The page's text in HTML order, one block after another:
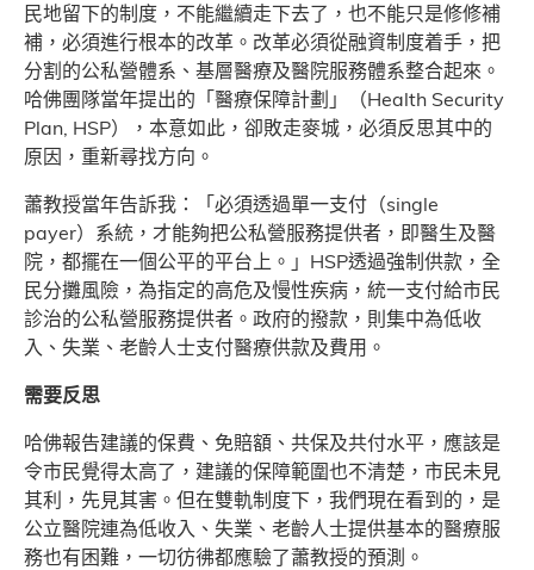
民地留下的制度，不能繼續走下去了，也不能只是修修補
補，必須進行根本的改革。改革必須從融資制度着手，把
分割的公私營體系、基層醫療及醫院服務體系整合起來。
哈佛團隊當年提出的「醫療保障計劃」（Health Security
Plan, HSP），本意如此，卻敗走麥城，必須反思其中的
原因，重新尋找方向。
蕭教授當年告訴我：「必須透過單一支付（single
payer）系統，才能夠把公私營服務提供者，即醫生及醫
院，都擺在一個公平的平台上。」HSP透過強制供款，全
民分攤風險，為指定的高危及慢性疾病，統一支付給市民
診治的公私營服務提供者。政府的撥款，則集中為低收
入、失業、老齡人士支付醫療供款及費用。
需要反思
哈佛報告建議的保費、免賠額、共保及共付水平，應該是
令市民覺得太高了，建議的保障範圍也不清楚，市民未見
其利，先見其害。但在雙軌制度下，我們現在看到的，是
公立醫院連為低收入、失業、老齡人士提供基本的醫療服
務也有困難，一切彷彿都應驗了蕭教授的預測。